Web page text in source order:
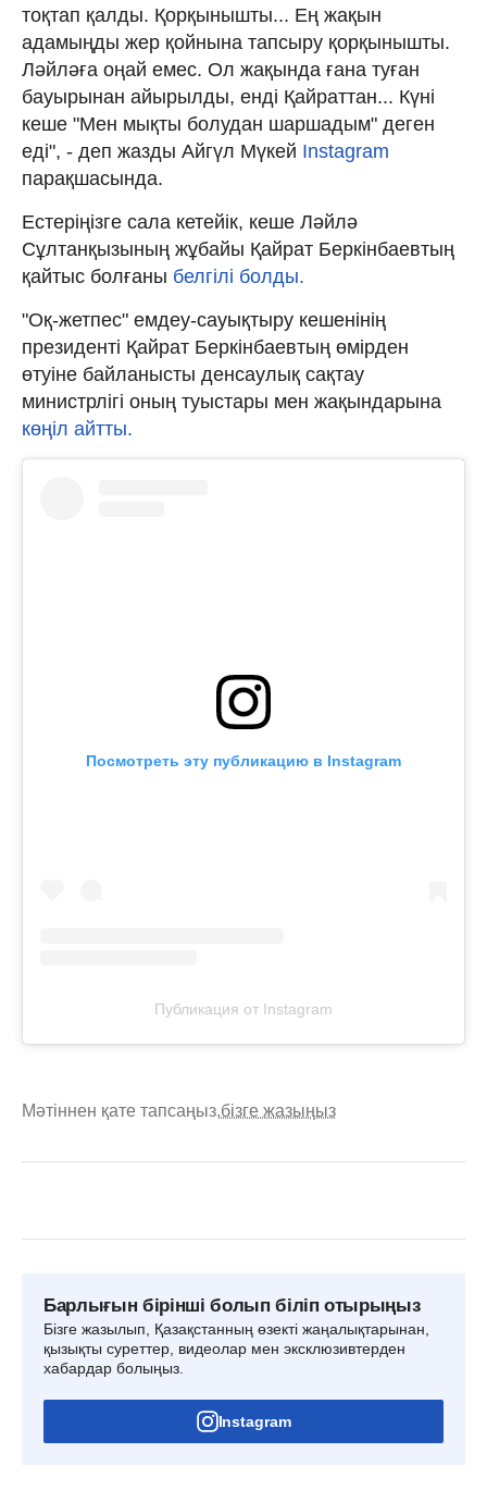
тоқтап қалды. Қорқынышты... Ең жақын
адамыңды жер қойнына тапсыру қорқынышты.
Ләйләға оңай емес. Ол жақында ғана туған
бауырынан айырылды, енді Қайраттан... Күні
кеше "Мен мықты болудан шаршадым" деген
еді", - деп жазды Айгүл Мүкей Instagram
парақшасында.
Естеріңізге сала кетейік, кеше Ләйлә
Сұлтанқызының жұбайы Қайрат Беркінбаевтың
қайтыс болғаны белгілі болды.
"Оқ-жетпес" емдеу-сауықтыру кешенінің
президенті Қайрат Беркінбаевтың өмірден
өтуіне байланысты денсаулық сақтау
министрлігі оның туыстары мен жақындарына
көңіл айтты.
Посмотреть эту публикацию в Instagram
Публикация от Instagram
Мәтіннен қате тапсаңыз,бізге жазыңыз
Барлығын бірінші болып біліп отырыңыз
Бізге жазылып, Қазақстанның өзекті жаңалықтарынан,
қызықты суреттер, видеолар мен эксклюзивтерден
хабардар болыңыз.
Instagram